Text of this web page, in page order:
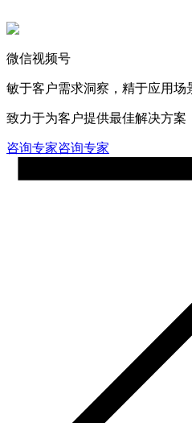
微信视频号
敏于客户需求洞察，精于应用
致力于为客户提供最佳解决方案
咨询专家咨询专家